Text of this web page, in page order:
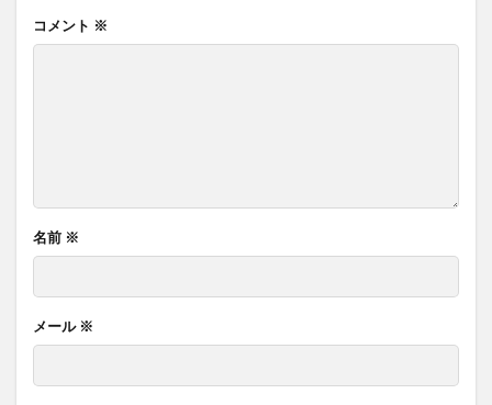
コメント ※
名前 ※
メール ※